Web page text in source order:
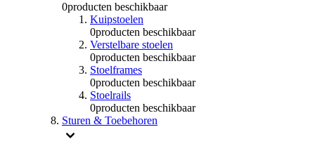
0producten beschikbaar
Kuipstoelen
0producten beschikbaar
Verstelbare stoelen
0producten beschikbaar
Stoelframes
0producten beschikbaar
Stoelrails
0producten beschikbaar
Sturen & Toebehoren